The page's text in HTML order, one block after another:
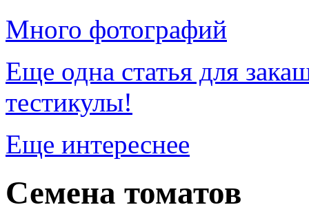
Много фотографий
Еще одна статья для
тестикулы!
Еще интереснее
Семена томатов